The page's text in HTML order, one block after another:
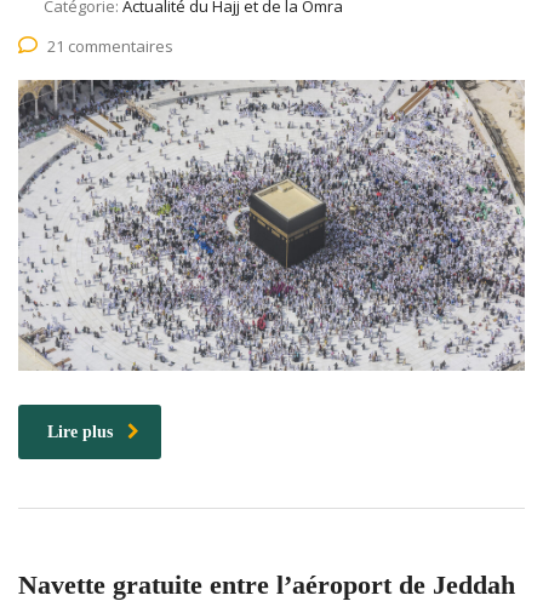
Catégorie: Actualité du Hajj et de la Omra
21 commentaires
Lire plus
Navette gratuite entre l’aéroport de Jeddah